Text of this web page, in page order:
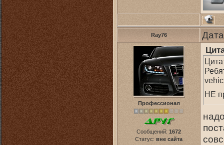
Ray76
Профессионал
Сообщений: 1672
Статус: вне сайта
НЕ